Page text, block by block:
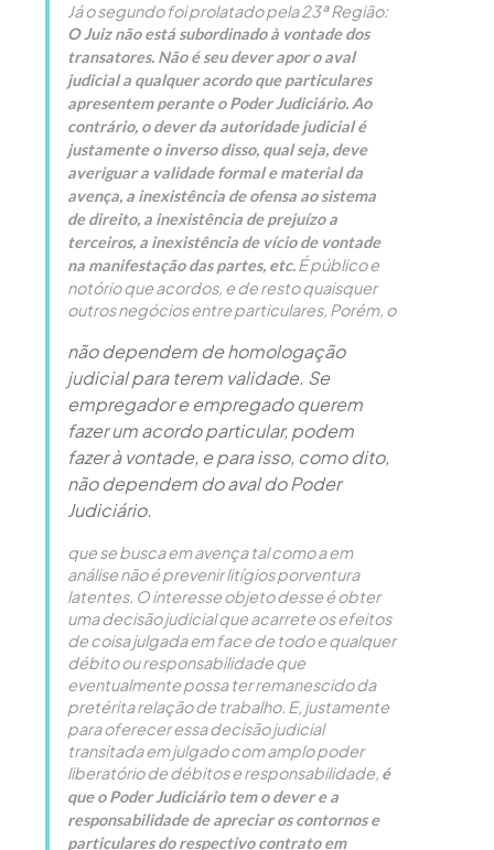
Já o segundo foi prolatado pela 23ª Região:
O Juiz não está subordinado à vontade dos
transatores. Não é seu dever apor o aval
judicial a qualquer acordo que particulares
apresentem perante o Poder Judiciário. Ao
contrário, o dever da autoridade judicial é
justamente o inverso disso, qual seja, deve
averiguar a validade formal e material da
avença, a inexistência de ofensa ao sistema
de direito, a inexistência de prejuízo a
terceiros, a inexistência de vício de vontade
na manifestação das partes, etc.É público e
notório que acordos, e de resto quaisquer
outros negócios entre particulares,
não dependem de homologação
judicial para terem validade. Se
empregador e empregado querem
fazer um acordo particular, podem
fazer à vontade, e para isso, como dito,
não dependem do aval do Poder
Judiciário.
Porém, o
que se busca em avença tal como a em
análise não é prevenir litígios porventura
latentes. O interesse objeto desse é obter
uma decisão judicial que acarrete os efeitos
de coisa julgada em face de todo e qualquer
débito ou responsabilidade que
eventualmente possa ter remanescido da
pretérita relação de trabalho. E, justamente
para oferecer essa decisão judicial
transitada em julgado com amplo poder
liberatório de débitos e responsabilidade, é
que o Poder Judiciário tem o dever e a
responsabilidade de apreciar os contornos e
particulares do respectivo contrato em